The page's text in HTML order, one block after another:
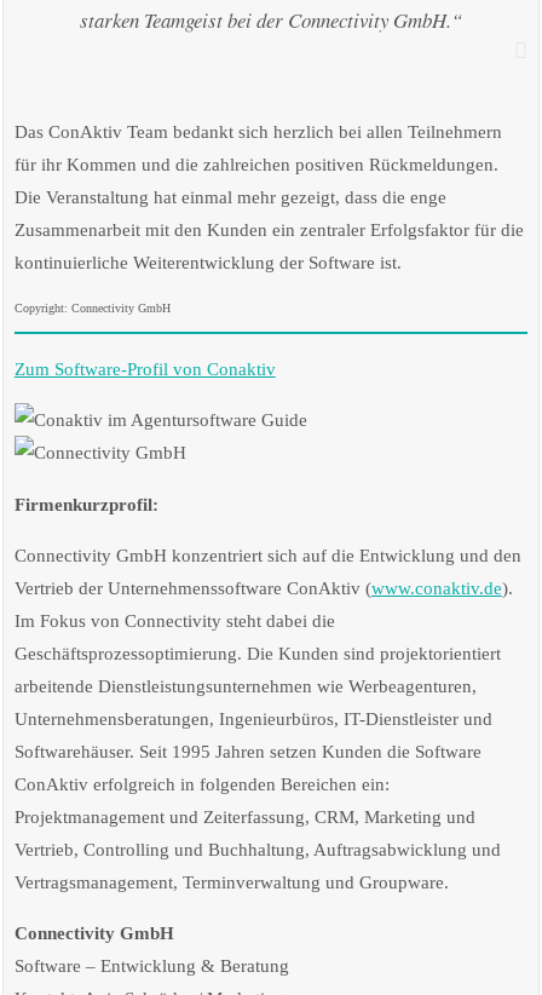
starken Teamgeist bei der Connectivity GmbH.“
Das ConAktiv Team bedankt sich herzlich bei allen Teilnehmern
für ihr Kommen und die zahlreichen positiven Rückmeldungen.
Die Veranstaltung hat einmal mehr gezeigt, dass die enge
Zusammenarbeit mit den Kunden ein zentraler Erfolgsfaktor für die
kontinuierliche Weiterentwicklung der Software ist.
Copyright: Connectivity GmbH
Zum Software-Profil von Conaktiv
Firmenkurzprofil:
Connectivity GmbH konzentriert sich auf die Entwicklung und den
Vertrieb der Unternehmenssoftware ConAktiv (www.conaktiv.de).
Im Fokus von Connectivity steht dabei die
Geschäftsprozessoptimierung. Die Kunden sind projektorientiert
arbeitende Dienstleistungsunternehmen wie Werbeagenturen,
Unternehmensberatungen, Ingenieurbüros, IT-Dienstleister und
Softwarehäuser. Seit 1995 Jahren setzen Kunden die Software
ConAktiv erfolgreich in folgenden Bereichen ein:
Projektmanagement und Zeiterfassung, CRM, Marketing und
Vertrieb, Controlling und Buchhaltung, Auftragsabwicklung und
Vertragsmanagement, Terminverwaltung und Groupware.
Connectivity GmbH
Software – Entwicklung & Beratung